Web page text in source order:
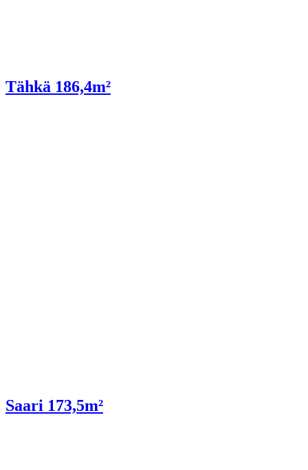
Tähkä 186,4m²
Saari 173,5m²